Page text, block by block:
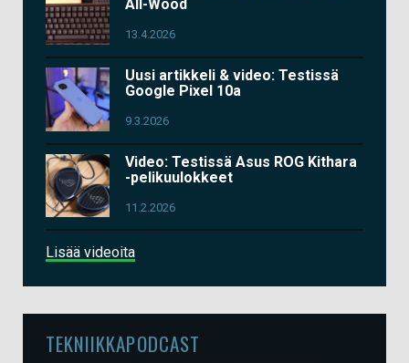
All-Wood
13.4.2026
Uusi artikkeli & video: Testissä
Google Pixel 10a
9.3.2026
Video: Testissä Asus ROG Kithara
-pelikuulokkeet
11.2.2026
Lisää videoita
TEKNIIKKAPODCAST